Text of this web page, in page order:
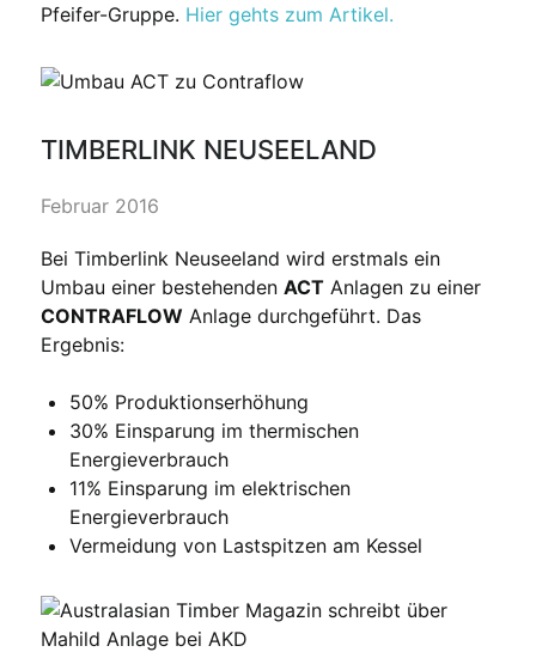
Pfeifer-Gruppe. Hier gehts zum Artikel.
TIMBERLINK NEUSEELAND
Februar 2016
Bei Timberlink Neuseeland wird erstmals ein
Umbau einer bestehenden ACT Anlagen zu einer
CONTRAFLOW Anlage durchgeführt. Das
Ergebnis:
50% Produktionserhöhung
30% Einsparung im thermischen
Energieverbrauch
11% Einsparung im elektrischen
Energieverbrauch
Vermeidung von Lastspitzen am Kessel